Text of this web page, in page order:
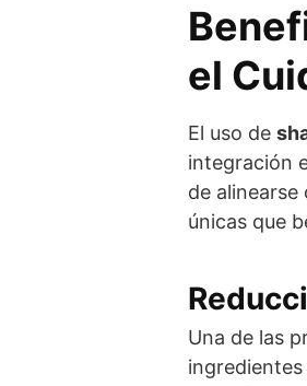
el
El uso de
integración
de
únicas que
Una de las